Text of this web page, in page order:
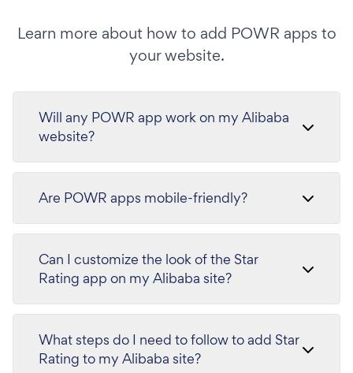
Learn more about how to add POWR apps to
your website.
Will any POWR app work on my Alibaba
website?
Are POWR apps mobile-friendly?
Can I customize the look of the Star
Rating app on my Alibaba site?
What steps do I need to follow to add Star
Rating to my Alibaba site?